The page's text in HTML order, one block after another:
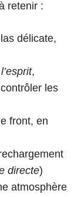
retenir :
délicate,
,
les
front, en
directe)
atmosphère